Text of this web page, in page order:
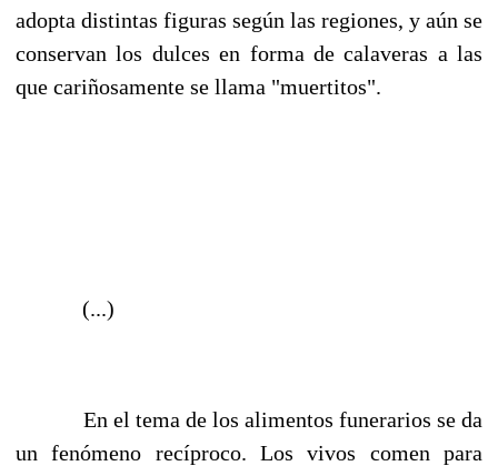
adopta distintas figuras según las regiones, y aún se
conservan los dulces en forma de calaveras a las
que cariñosamente se llama "muertitos".
(...)
En el tema de los alimentos funerarios se da
un fenómeno recíproco. Los vivos comen para